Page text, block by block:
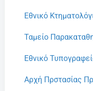
Εθνικό
Ταμείο
Εθνικό
Αρχή Πρστασίας